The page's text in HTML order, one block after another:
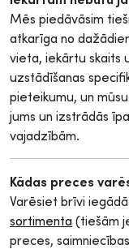
Mēs piedāvāsim
atkarīga no
vieta, iekārtu skaits
uzstādīšanas
pieteikumu, un
jums un izstrādās
vajadzībām.
Kādas preces
Varēsiet brīvi
sortimenta (tiešām
preces,